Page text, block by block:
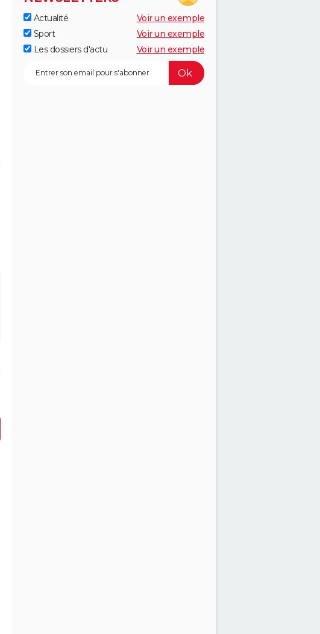
Actualité
Voir un exemple
Sport
Voir un exemple
Les dossiers d'actu
Voir un exemple